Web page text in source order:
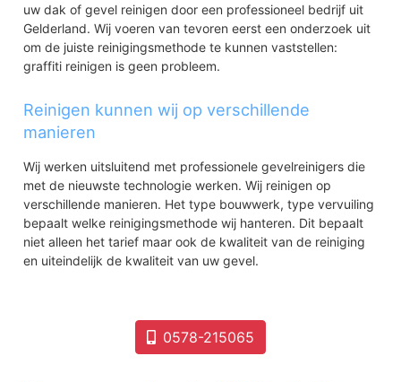
uw dak of gevel reinigen door een professioneel bedrijf uit
Gelderland. Wij voeren van tevoren eerst een onderzoek uit
om de juiste reinigingsmethode te kunnen vaststellen:
graffiti reinigen is geen probleem.
Reinigen kunnen wij op verschillende
manieren
Wij werken uitsluitend met professionele gevelreinigers die
met de nieuwste technologie werken. Wij reinigen op
verschillende manieren. Het type bouwwerk, type vervuiling
bepaalt welke reinigingsmethode wij hanteren. Dit bepaalt
niet alleen het tarief maar ook de kwaliteit van de reiniging
en uiteindelijk de kwaliteit van uw gevel.
0578-215065